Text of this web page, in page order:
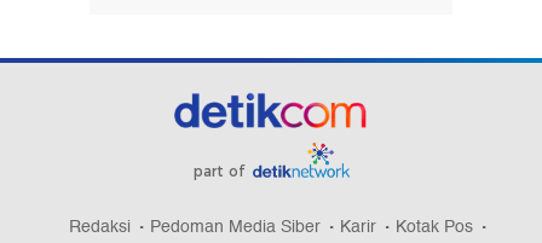
part of
Redaksi Pedoman Media Siber Karir
Kotak Pos